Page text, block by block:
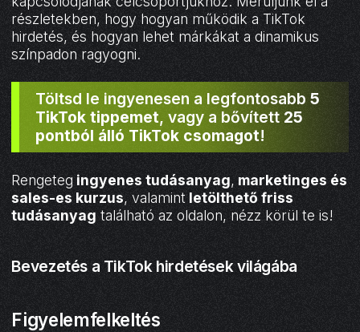
részletekben, hogy hogyan működik a TikTok
hirdetés, és hogyan lehet márkákat a dinamikus
színpadon ragyogni.
Töltsd le ingyenesen a legfontosabb 5
TikTok tippemet, vagy a bővített 25
pontból álló TikTok csomagot!
Rengeteg ingyenes tudásanyag, marketinges és
sales-es kurzus, valamint letölthető friss
tudásanyag található az oldalon, nézz körül te is!
Bevezetés a TikTok hirdetések világába
Figyelemfelkeltés